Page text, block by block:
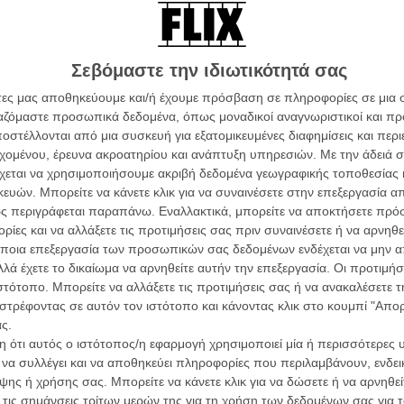
Σεβόμαστε την ιδιωτικότητά σας
μας αποθηκεύουμε και/ή έχουμε πρόσβαση σε πληροφορίες σε
προσωπικά δεδομένα, όπως μοναδικοί αναγνωριστικοί και
από μια συσκευή για εξατομικευμένες διαφημίσεις και
έρευνα ακροατηρίου και ανάπτυξη υπηρεσιών. Με την άδειά
να χρησιμοποιήσουμε ακριβή δεδομένα γεωγραφικής τοποθεσίας
Μπορείτε να κάνετε κλικ για να συναινέσετε στην επεξεργασία
περιγράφεται παραπάνω. Εναλλακτικά, μπορείτε να αποκτήσετε
και να αλλάξετε τις προτιμήσεις σας πριν συναινέσετε ή να
επεξεργασία των προσωπικών σας δεδομένων ενδέχεται να μην
έχετε το δικαίωμα να αρνηθείτε αυτήν την επεξεργασία. Οι
Μπορείτε να αλλάξετε τις προτιμήσεις σας ή να ανακαλέσετε
σε αυτόν τον ιστότοπο και κάνοντας κλικ στο κουμπί
αυτός ο ιστότοπος/η εφαρμογή χρησιμοποιεί μία ή περισσότερες
συλλέγει και να αποθηκεύει πληροφορίες που περιλαμβάνουν,
ή χρήσης σας. Μπορείτε να κάνετε κλικ για να δώσετε ή να
σημάνσεις τρίτων μερών της για τη χρήση των δεδομένων σας
η οποία είναι βασισμένη στο ομώνυμο βιβλίο του
μια από τις χειρότερες παιδικές ταινίες όλων των
οποίο ερμηνεύει ο Μάικ Μάιγιερς, μοιάζει ακόμα
Έτσι ο χρήστης του YouTube ‘But Without’
Pennywise με τον Γάτο, κάτι που ούτε ο ίδιος ο Στίβεν
αποτέλεσμα είναι άκρως ανατριχιαστικό, όπως
Οι
Μπέλα Ταρ
Μια Θέση
A Place
Τζορτζ
Οδύσσεια
The
Tacones
Πέδρο
Ο
τα βλέπεις όλα σινεμά...
εβδομάδα
τρόπο του flix
του flix, στο inbox σου
ειδήσεις | νέες ταινίες | πρόγραμμα αιθουσών για όλη την Ελλάδα |
| συνεντεύξεις | απόψεις | αφιερώματα | διαγωνισμοί
ΕΓΓΡΑΦΗ